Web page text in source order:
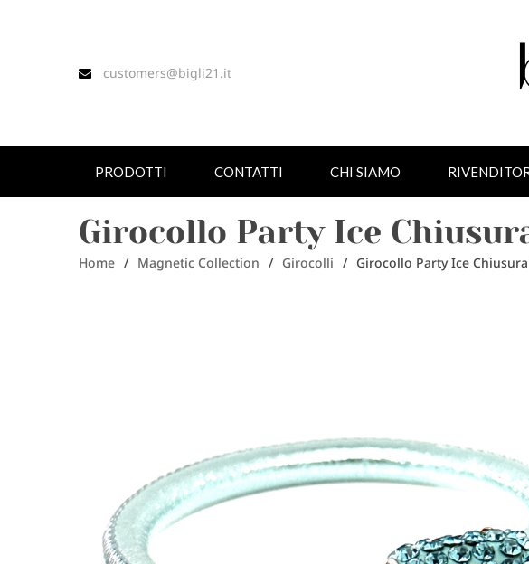
customers@bigli21.it
PRODOTTI CONTATTI CHI SIAMO
Girocollo Party Ice
Home / Magnetic Collection / Girocolli / Girocollo Party Ice